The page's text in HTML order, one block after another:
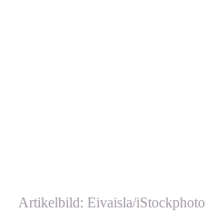
Artikelbild: Eivaisla/iStockphoto